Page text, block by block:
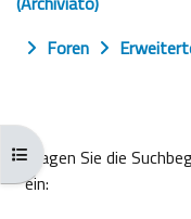
Kursindex öffnen
Foren
Tragen Sie die
ein: